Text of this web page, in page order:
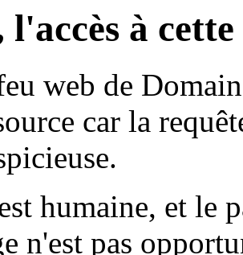
l'accès à
web de
car la
humaine, et le
n'est pas